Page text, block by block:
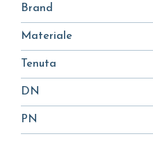
Brand
Materiale
Tenuta
DN
PN